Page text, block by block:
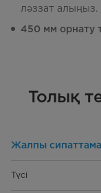
ләззат алыңыз.
450 мм орнату
Толық
Жалпы
Түсі